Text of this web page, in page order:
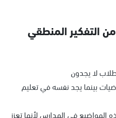
التفكير المنطقي
لا يجدون
بينما يجد نفسه في تعليم
في المدارس لأنها تعزز